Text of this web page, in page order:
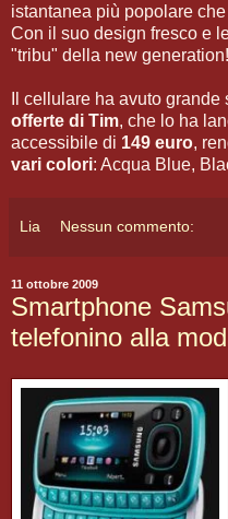
istantanea più popolare
Con il suo design fresco e
"tribu" della new generation!
Il cellulare ha avuto
offerte di Tim, che lo ha
accessibile di 149 euro,
vari colori: Acqua Blue,
Lia Nessun commento:
11 ottobre 2009
Smartphone
telefonino alla